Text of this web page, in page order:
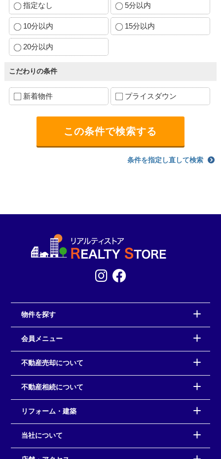
指定なし 5分以内
10分以内 15分以内
20分以内
こだわりの条件
新着物件 プライスダウン
条件を指定し直して検索
物件を探す
会員メニュー
不動産売却について
不動産相続について
リフォーム・建築
当社について